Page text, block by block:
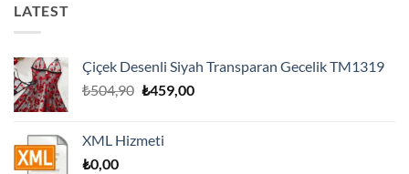
LATEST
Çiçek Desenli Siyah Transparan Gecelik TM1319
₺504,90 Orijinal
₺459,00Şu
XML Hizmeti
₺0,00